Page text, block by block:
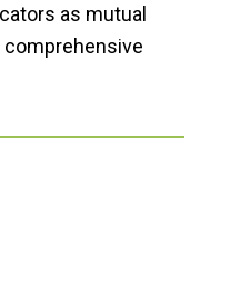
as mutual